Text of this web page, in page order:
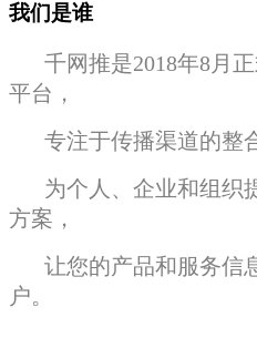
我们是谁
千网推是2018年8月
平台，
专注于传播渠道的整
为个人、企业和组织
方案，
让您的产品和服务信
户。